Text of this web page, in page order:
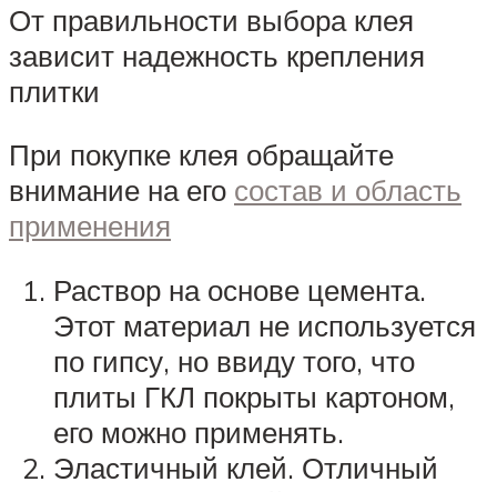
От правильности выбора клея
зависит надежность крепления
плитки
При покупке клея обращайте
внимание на его состав и область
применения
Раствор на основе цемента.
Этот материал не используется
по гипсу, но ввиду того, что
плиты ГКЛ покрыты картоном,
его можно применять.
Эластичный клей. Отличный